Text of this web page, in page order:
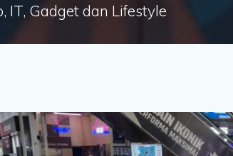
IT, Gadget dan Lifestyle